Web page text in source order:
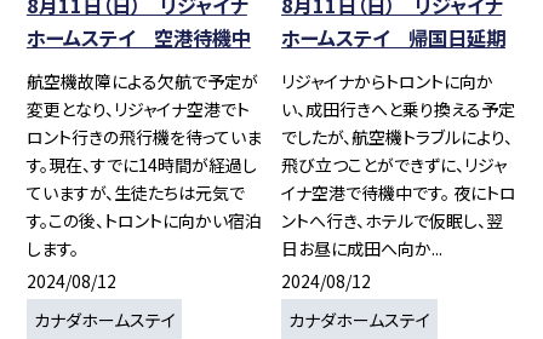
ホームステイ 空港待機中
航空機故障による欠航で予定が
変更となり、リジャイナ空港でト
ロント行きの飛行機を待っていま
す。現在、すでに14時間が経過し
ていますが、生徒たちは元気で
す。この後、トロントに向かい宿泊
します。
2024/08/12
カナダホームステイ
ホームステイ 帰国日延期
リジャイナからトロントに向か
い、成田行きへと乗り換える予定
でしたが、航空機トラブルにより、
飛び立つことができずに、リジャ
イナ空港で待機中です。 夜にトロ
ントへ行き、ホテルで仮眠し、翌
日お昼に成田へ向か...
2024/08/12
カナダホームステイ